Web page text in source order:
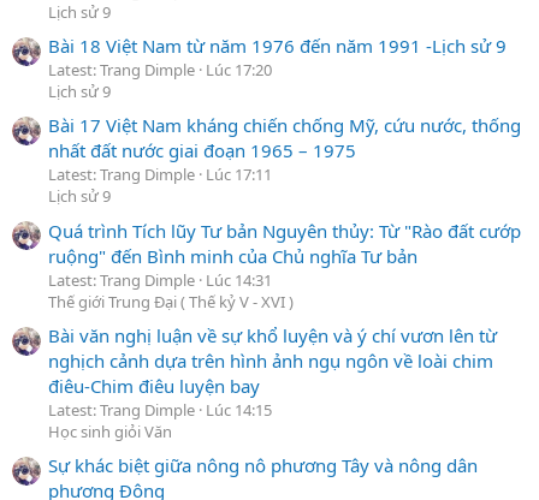
Lịch sử 9
Bài 18 Việt Nam từ năm 1976 đến năm 1991 -Lịch sử 9
Latest: Trang Dimple Lúc 17:20
Lịch sử 9
Bài 17 Việt Nam kháng chiến chống Mỹ, cứu nước, thống
nhất đất nước giai đoạn 1965 – 1975
Latest: Trang Dimple Lúc 17:11
Lịch sử 9
Quá trình Tích lũy Tư bản Nguyên thủy: Từ "Rào đất cướp
ruộng" đến Bình minh của Chủ nghĩa Tư bản
Latest: Trang Dimple Lúc 14:31
Thế giới Trung Đại ( Thế kỷ V - XVI )
Bài văn nghị luận về sự khổ luyện và ý chí vươn lên từ
nghịch cảnh dựa trên hình ảnh ngụ ngôn về loài chim
điêu-Chim điêu luyện bay
Latest: Trang Dimple Lúc 14:15
Học sinh giỏi Văn
Sự khác biệt giữa nông nô phương Tây và nông dân
phương Đông